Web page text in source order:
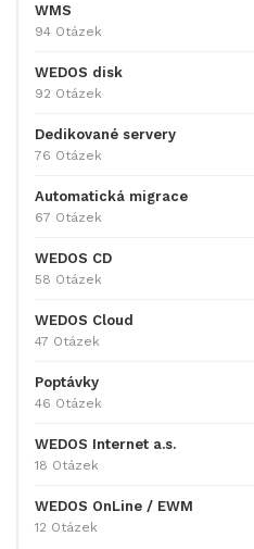
WMS
94 Otázek
WEDOS disk
92 Otázek
Dedikované servery
76 Otázek
Automatická migrace
67 Otázek
WEDOS CD
58 Otázek
WEDOS Cloud
47 Otázek
Poptávky
46 Otázek
WEDOS Internet a.s.
18 Otázek
WEDOS OnLine / EWM
12 Otázek